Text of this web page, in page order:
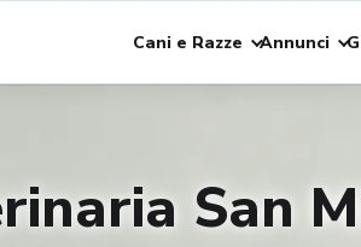
Cani e Razze Annunci
San